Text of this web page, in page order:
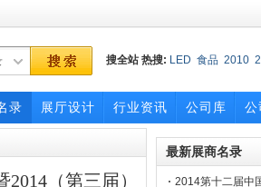
搜全站 热搜: LED 食品 2010
录 展厅设计 行业资讯 公司库 公
（第三届）
最新展商名录
2014第十二届中